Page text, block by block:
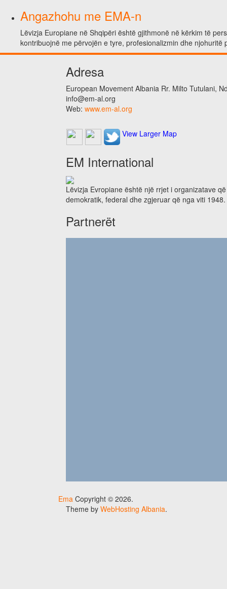
Angazhohu me EMA-n
Lëvizja Europiane në Shqipëri është gjithmonë në kërkim të
kontribuojnë me përvojën e tyre, profesionalizmin dhe
Adresa
European Movement Albania Rr. Milto Tutulani,
info@em-al.org
Web: www.em-al.org
View Larger Map
EM International
Lëvizja Evropiane është një rrjet i organizatave
demokratik, federal dhe zgjeruar që nga viti 1948.
Partnerët
Ema Copyright © 2026.
Theme by WebHosting Albania.